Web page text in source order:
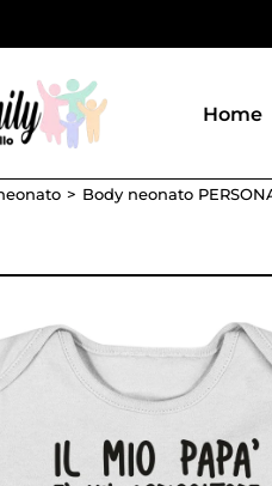
Home
Body neonato